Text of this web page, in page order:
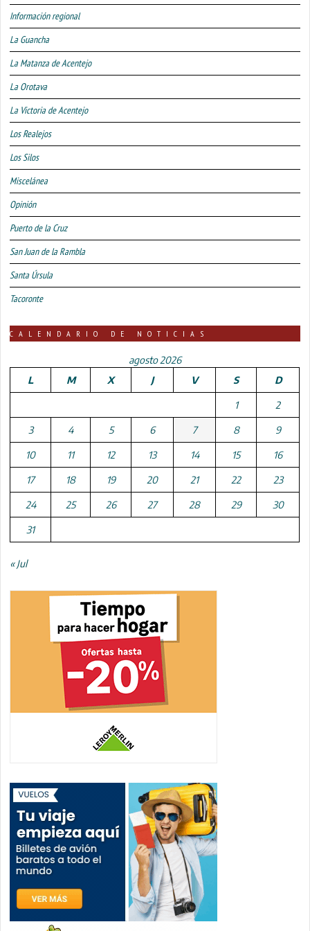
Información regional
La Guancha
La Matanza de Acentejo
La Orotava
La Victoria de Acentejo
Los Realejos
Los Silos
Miscelánea
Opinión
Puerto de la Cruz
San Juan de la Rambla
Santa Úrsula
Tacoronte
CALENDARIO DE NOTICIAS
agosto 2026
L
M X J V S D
1 2
3 4 5 6 7 8 9
10 11 12 13 14 15 16
17 18 19 20 21 22 23
24 25 26 27 28 29 30
31
« Jul